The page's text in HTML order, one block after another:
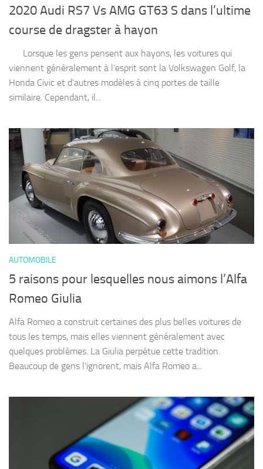
2020 Audi RS7 Vs AMG GT63 S dans l’ultime
course de dragster à hayon
Lorsque les gens pensent aux hayons, les voitures qui
viennent généralement à l’esprit sont la Volkswagen Golf, la
Honda Civic et d’autres modèles à cinq portes de taille
similaire. Cependant, il...
AUTOMOBILE
5 raisons pour lesquelles nous aimons l’Alfa
Romeo Giulia
Alfa Romeo a construit certaines des plus belles voitures de
tous les temps, mais elles viennent généralement avec
quelques problèmes. La Giulia perpétue cette tradition.
Beaucoup de gens l’ignorent, mais Alfa Romeo a...